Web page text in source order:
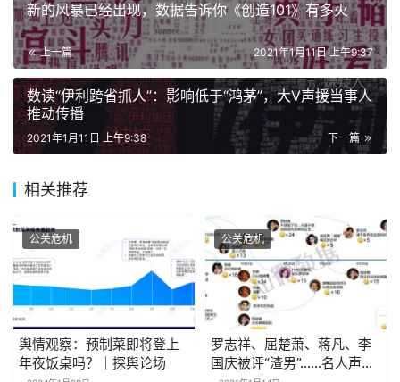
新的风暴已经出现，数据告诉你《创造101》有多火
上一篇 2021年1月11日 上午9:37
数读“伊利跨省抓人”：影响低于“鸿茅”，大V声援当事人
推动传播
下一篇
2021年1月11日 上午9:38
相关推荐
公关危机
舆情观察：预制菜即将登上
年夜饭桌吗？｜探舆论场
公关危机
罗志祥、屈楚萧、蒋凡、李
国庆被评“渣男”……名人声誉